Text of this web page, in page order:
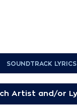
SOUNDTRACK LYRICS